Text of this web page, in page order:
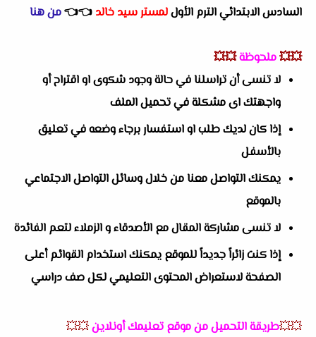
السادس الابتدائي الترم الأوللمستر سيد خالد 👈
👈من هنا
💥💥ملحوظة💥💥
لا تنسى أن تراسلنا في حالة وجود شكوى او اقتراح أو
واجهتك اى مشكلة في تحميل الملف
إذا كان لديك طلب او استفسار برجاء وضعه في تعليق
بالأسفل
يمكنك التواصل معنا من خلال وسائل التواصل الاجتماعي
بالموقع
لا تنسى مشاركة المقال مع الأصدقاء و الزملاء لتعم الفائدة
إذا كنت زائراً جديداً للموقع يمكنك استخدام القوائم أعلى
الصفحة لاستعراض المحتوى التعليمي لكل صف دراسي
💥💥طريقة التحميل من موقع تعليمك أونلاين💥💥